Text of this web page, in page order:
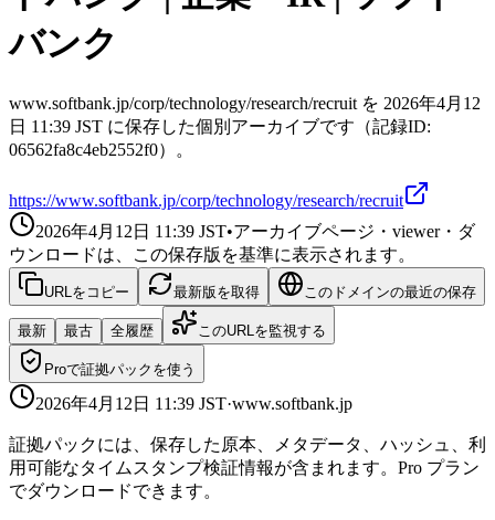
バンク
www.softbank.jp/corp/technology/research/recruit を 2026年4月12
日 11:39 JST に保存した個別アーカイブです（記録ID:
06562fa8c4eb2552f0）。
https://www.softbank.jp/corp/technology/research/recruit
2026年4月12日 11:39 JST•アーカイブページ・viewer・ダ
ウンロードは、この保存版を基準に表示されます。
URLをコピー 最新版を取得 このドメインの最近の保存
最新 最古 全履歴 このURLを監視する
Proで証拠パックを使う
2026年4月12日 11:39 JST·www.softbank.jp
証拠パックには、保存した原本、メタデータ、ハッシュ、利
用可能なタイムスタンプ検証情報が含まれます。Pro プラン
でダウンロードできます。